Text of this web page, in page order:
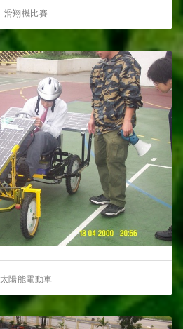
滑翔機比賽
太陽能電動車